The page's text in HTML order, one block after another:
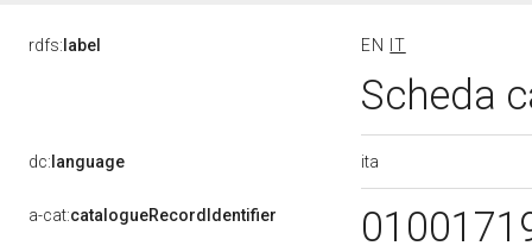
rdfs: label EN IT
Scheda
dc: language ita
a-cat:catalogueRecordIdentifier